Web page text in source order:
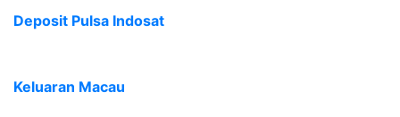
Deposit Pulsa Indosat
Keluaran Macau